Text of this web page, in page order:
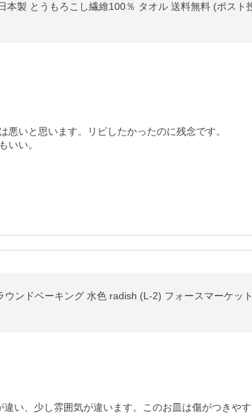
本製 とうもろこし繊維100％ タオル 送料無料 (ポス
いと思います。リピしたかったのに残念です。
いい。
ンドベーキング 水色 radish (L-2) フォースマーケッ
い、少し雰囲気が違います。このお皿は傷がつきやす